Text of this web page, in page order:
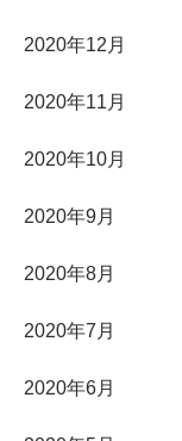
2020年12月
2020年11月
2020年10月
2020年9月
2020年8月
2020年7月
2020年6月